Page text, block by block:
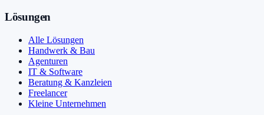
Lösungen
Alle Lösungen
Handwerk & Bau
Agenturen
IT & Software
Beratung & Kanzleien
Freelancer
Kleine Unternehmen